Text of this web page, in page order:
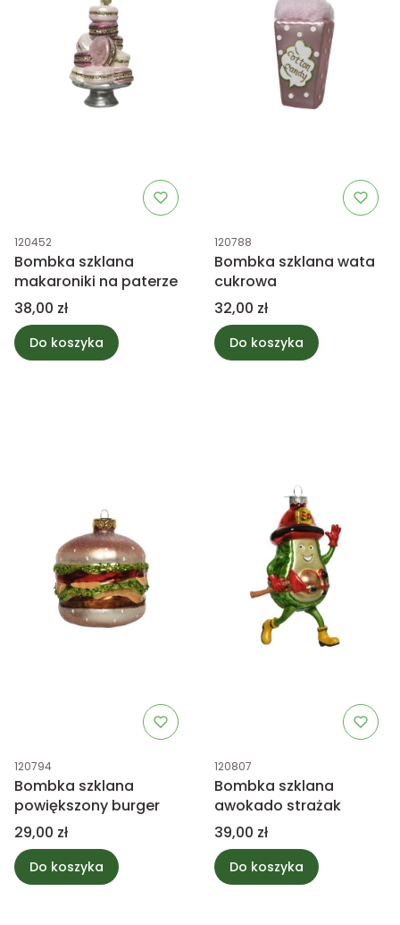
Kod produktu
120452
Bombka szklana
makaroniki na paterze
Cena
38,00 zł
Do koszyka
Kod produktu
120788
Bombka szklana wata
cukrowa
Cena
32,00 zł
Do koszyka
Kod produktu
120794
Bombka szklana
powiększony burger
Cena
29,00 zł
Do koszyka
Kod produktu
120807
Bombka szklana
awokado strażak
Cena
39,00 zł
Do koszyka